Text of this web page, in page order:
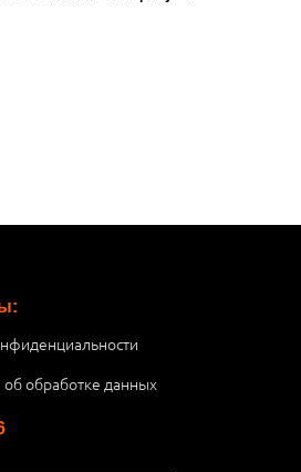
обработке данных